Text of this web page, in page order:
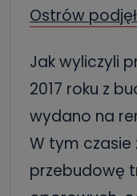
Ostrów
Jak wyliczyli
2017 roku z
wydano na
W tym czasie
przebudowę